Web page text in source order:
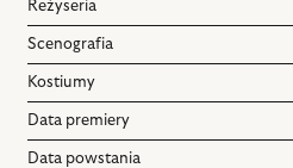
Reżyseria
Scenografia
Kostiumy
Data premiery
Data powstania